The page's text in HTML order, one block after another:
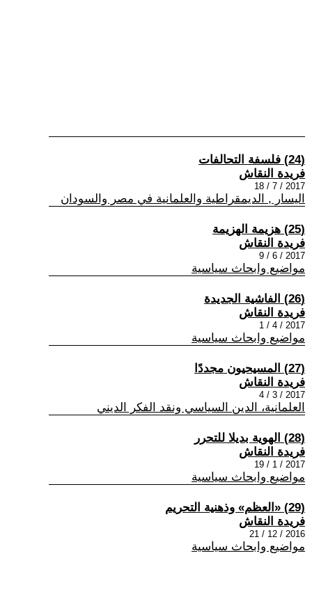
(24) فلسفة التحالفات
فريدة النقاش
2017 / 7 / 18
اليسار , الديمقراطية والعلمانية في مصر والسودان
(25) هزيمة الهزيمة
فريدة النقاش
2017 / 6 / 9
مواضيع وابحاث سياسية
(26) الفاشية الجديدة
فريدة النقاش
2017 / 4 / 1
مواضيع وابحاث سياسية
(27) المسيحيون مجددًا
فريدة النقاش
2017 / 3 / 4
العلمانية، الدين السياسي ونقد الفكر الديني
(28) الهوية بديلا للتحرر
فريدة النقاش
2017 / 1 / 19
مواضيع وابحاث سياسية
(29) «العظم» وذهنية التحريم
فريدة النقاش
2016 / 12 / 21
مواضيع وابحاث سياسية